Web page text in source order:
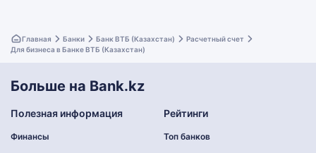
Главная Банки Банк ВТБ (Казахстан)
Расчетный счет
Для бизнеса в Банке ВТБ (Казахстан)
Больше на Bank.kz
Полезная информация
Финансы
Рейтинги
Топ банков